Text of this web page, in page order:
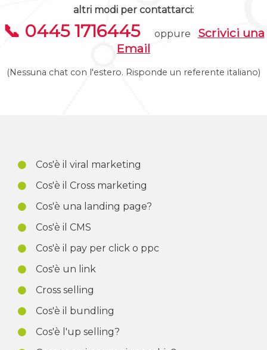
altri modi per contattarci:
📞 0445 1716445 oppure Scrivici una
Email
(Nessuna chat con l'estero. Risponde un referente italiano)
Cos'è il viral marketing
Cos'è il Cross marketing
Cos'è una landing page?
Cos'è il CMS
Cos'è il pay per click o ppc
Cos'è un link
Cross selling
Cos'è il bundling
Cos'è l'up selling?